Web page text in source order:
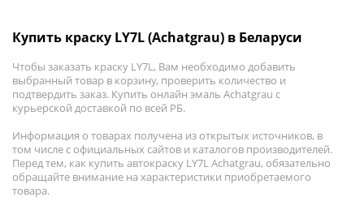
Купить краску LY7L (Achatgrau) в Беларуси
Чтобы заказать краску LY7L, Вам необходимо добавить
выбранный товар в корзину, проверить количество и
подтвердить заказ. Купить онлайн эмаль Achatgrau с
курьерской доставкой по всей РБ.
Информация о товарах получена из открытых источников, в
том числе с официальных сайтов и каталогов производителей.
Перед тем, как купить автокраску LY7L Achatgrau, обязательно
обращайте внимание на характеристики приобретаемого
товара.